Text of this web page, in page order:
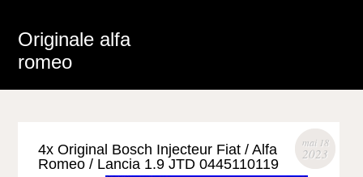
Originale alfa
romeo
mai 18
2023
4x Original Bosch Injecteur Fiat / Alfa
Romeo / Lancia 1.9 JTD 0445110119